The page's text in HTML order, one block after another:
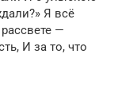
Я всё
—
И за то, что